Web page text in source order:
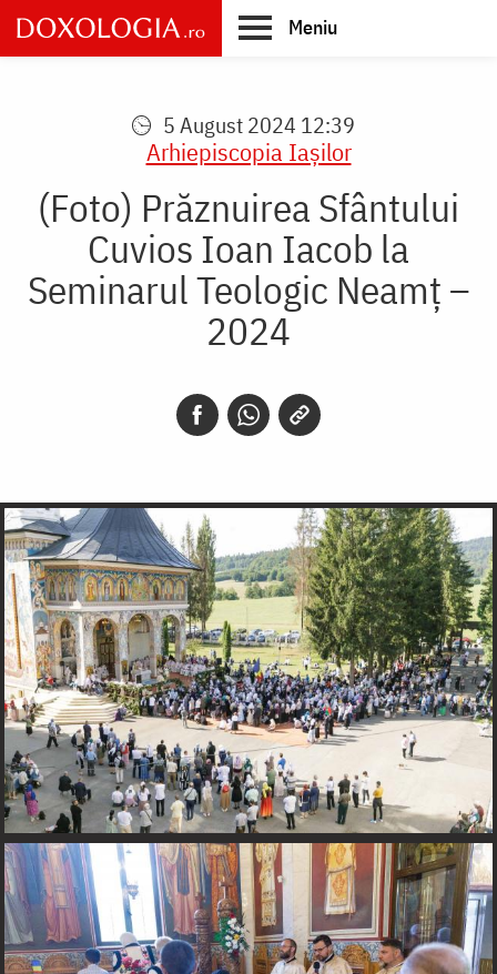
Skip
to
main
Meniu
5 August 2024 12:39
Arhiepiscopia Iaşilor
(Foto) Prăznuirea Sfântului
Cuvios Ioan Iacob la
Seminarul Teologic Neamț –
2024